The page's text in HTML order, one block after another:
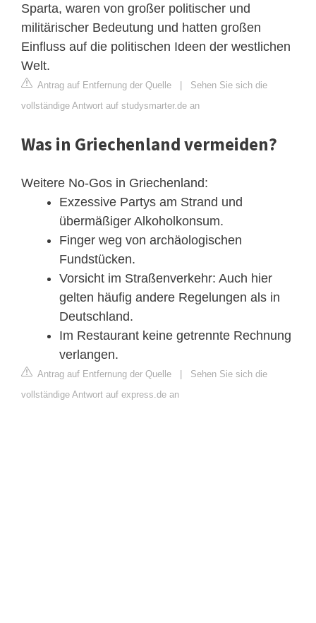
Sparta, waren von großer politischer und
militärischer Bedeutung und hatten großen
Einfluss auf die politischen Ideen der westlichen
Welt.
Antrag auf Entfernung der Quelle | Sehen Sie sich die
vollständige Antwort auf studysmarter.de an
Was in Griechenland vermeiden?
Weitere No-Gos in Griechenland:
Exzessive Partys am Strand und
übermäßiger Alkoholkonsum.
Finger weg von archäologischen
Fundstücken.
Vorsicht im Straßenverkehr: Auch hier
gelten häufig andere Regelungen als in
Deutschland.
Im Restaurant keine getrennte Rechnung
verlangen.
Antrag auf Entfernung der Quelle | Sehen Sie sich die
vollständige Antwort auf express.de an